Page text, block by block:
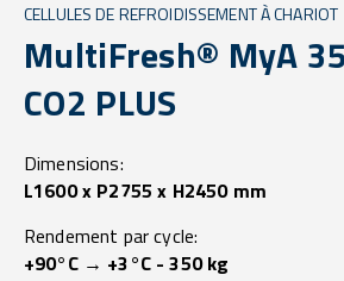
CELLULES DE REFROIDISSEMENT À CHARIOT
MultiFresh® MyA
CO2 PLUS
Dimensions:
L1600 x P2755 x H2450 mm
Rendement par cycle:
+90°C → +3°C - 350 kg